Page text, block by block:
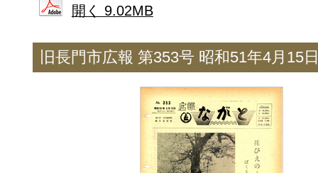
開く 9.02MB
旧長門市広報 第353号 昭和51年4月15